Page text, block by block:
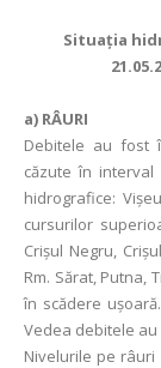
Situaţia
a) RÂURI
Debitele au fost
căzute în
hidrografice:
cursurilor
Crişul Negru,
Rm. Sărat, Putna,
în scădere
Vedea debitele
Nivelurile pe